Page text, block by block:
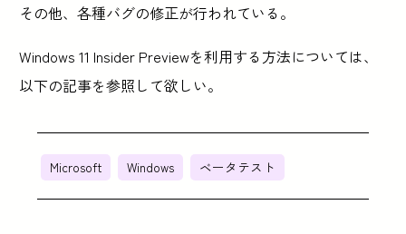
その他、各種バグの修正が行われている。
Windows 11 Insider Previewを利用する方法については、
以下の記事を参照して欲しい。
Microsoft Windows ベータテスト